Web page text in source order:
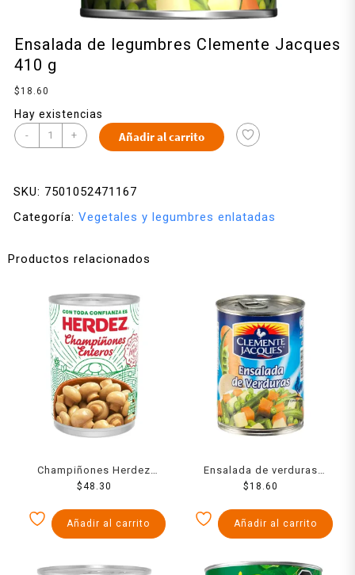
Ensalada de legumbres Clemente Jacques
410 g
$ 18.60
Hay existencias
- + Añadir al carrito
SKU: 7501052471167
Categoría: Vegetales y legumbres enlatadas
Productos relacionados
Champiñones Herdez
enteros 380 g
$48.30
Añadir al carrito
Ensalada de verduras
Clemente Jacques 410 g
$18.60
Añadir al carrito